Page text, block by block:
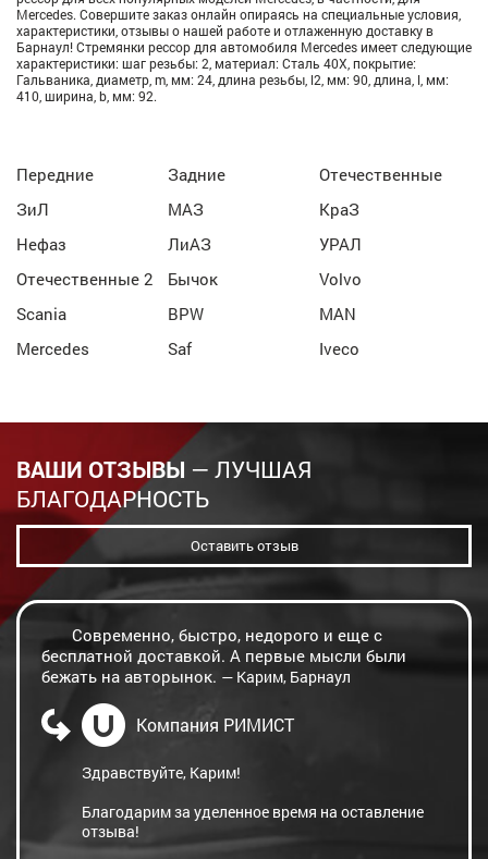
Mercedes. Совершите заказ онлайн опираясь на специальные условия,
характеристики, отзывы о нашей работе и отлаженную доставку в
Барнаул! Стремянки рессор для автомобиля Mercedes имеет следующие
характеристики: шаг резьбы: 2, материал: Сталь 40Х, покрытие:
Гальваника, диаметр, m, мм: 24, длина резьбы, l2, мм: 90, длина, l, мм:
410, ширина, b, мм: 92.
Передние Задние
Отечественные
ЗиЛ
МАЗ
КраЗ
Нефаз
ЛиАЗ
УРАЛ
Отечественные 2
Бычок
Volvo
Scania
BPW
MAN
Mercedes
Saf Iveco
ВАШИ ОТЗЫВЫ — ЛУЧШАЯ
БЛАГОДАРНОСТЬ
Оставить отзыв
Современно, быстро, недорого и еще с
бесплатной доставкой. А первые мысли были
бежать на авторынок. — Карим, Барнаул
Компания РИМИСТ
Здравствуйте, Карим!
Благодарим за уделенное время на оставление
отзыва!